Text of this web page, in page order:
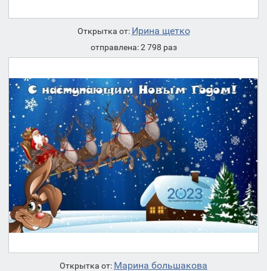
Открытка от: Ирина щетко
отправлена: 2 798 раз
Открытка от: Марина большакова